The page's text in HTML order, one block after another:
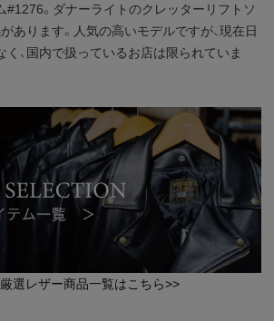
#1276。ダナーライトのクレッターリフトソ
あります。人気の高いモデルですが、現在日
、国内で扱っているお店は限られていま
選レザー商品一覧はこちら>>